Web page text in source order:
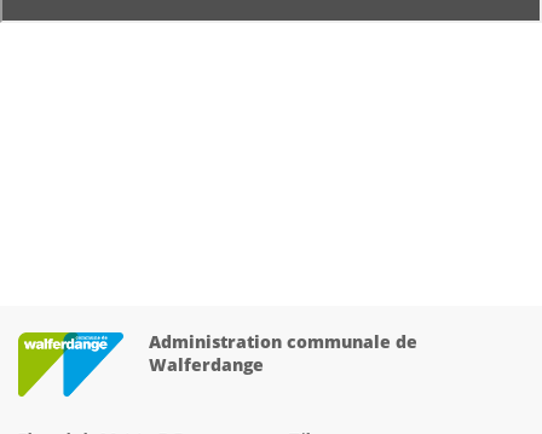
Administration communale de
Walferdange